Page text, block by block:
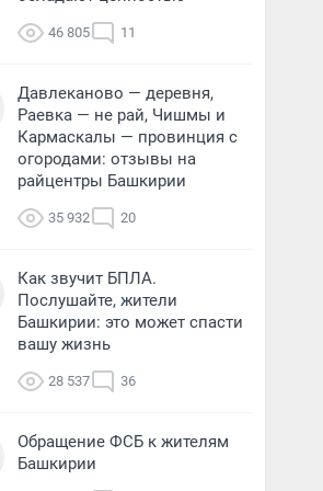
46 805 11
Давлеканово — деревня,
Раевка — не рай, Чишмы и
Кармаскалы — провинция с
огородами: отзывы на
райцентры Башкирии
35 932 20
Как звучит БПЛА.
Послушайте, жители
Башкирии: это может спасти
вашу жизнь
28 537 36
Обращение ФСБ к жителям
Башкирии